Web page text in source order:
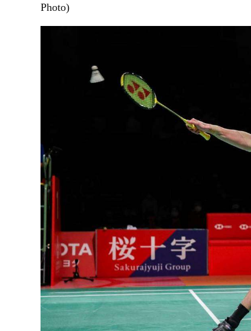
Photo)